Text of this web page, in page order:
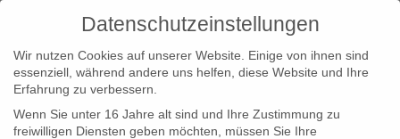
Datenschutzeinstellungen
Wir nutzen Cookies auf unserer Website. Einige von ihnen sind
essenziell, während andere uns helfen, diese Website und Ihre
Erfahrung zu verbessern.
Wenn Sie unter 16 Jahre alt sind und Ihre Zustimmung zu
freiwilligen Diensten geben möchten, müssen Sie Ihre